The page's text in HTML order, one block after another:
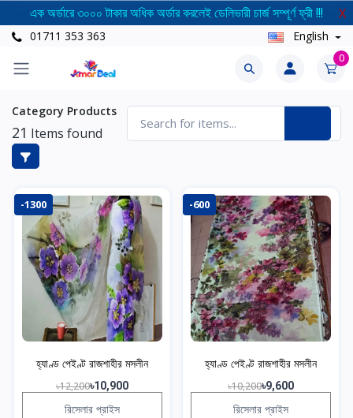
এক অর্ডারে ৩০০০ টাকার অধিক অর্ডার করলেই ডেলিভারী চার্জ সম্পূর্ণ ফ্রী !!! X
01711 353 363 English
0
Category Products
21 Items found
-1300
হ্যাণ্ড পেইণ্ট রাজশাহীর মসলীন
৳12,200৳10,900
রিসেলার প্রাইস
-600
হ্যাণ্ড পেইণ্ট রাজশাহীর মসলীন
৳10,200৳9,600
রিসেলার প্রাইস